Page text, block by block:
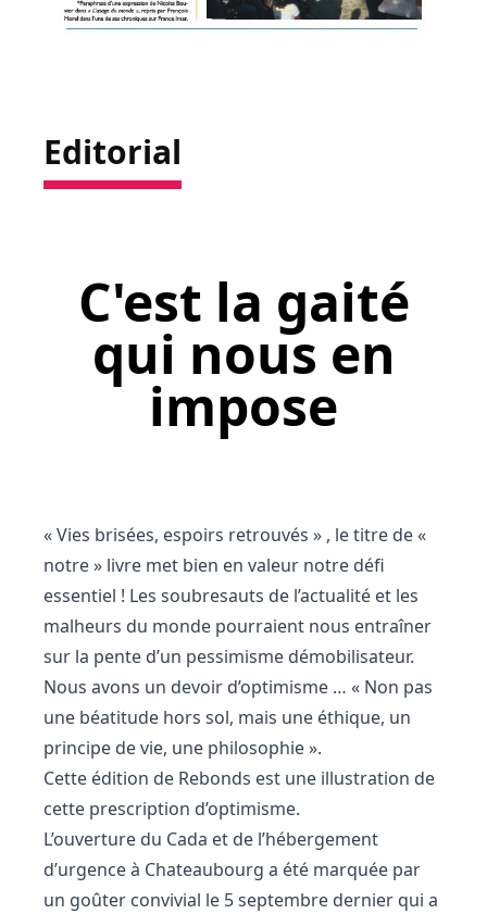
Editorial
C'est la gaité
qui nous en
impose
« Vies brisées, espoirs retrouvés » , le titre de «
notre » livre met bien en valeur notre défi
essentiel ! Les soubresauts de l’actualité et les
malheurs du monde pourraient nous entraîner
sur la pente d’un pessimisme démobilisateur.
Nous avons un devoir d’optimisme … « Non pas
une béatitude hors sol, mais une éthique, un
principe de vie, une philosophie ».
Cette édition de Rebonds est une illustration de
cette prescription d’optimisme.
L’ouverture du Cada et de l’hébergement
d’urgence à Chateaubourg a été marquée par
un goûter convivial le 5 septembre dernier qui a